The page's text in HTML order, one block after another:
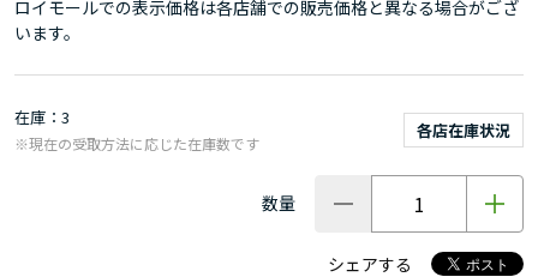
ロイモールでの表示価格は各店舗での販売価格と異なる場合がござ
います。
在庫 3
各店在庫状況
※現在の受取方法に応じた在庫数です
数量
シェアする